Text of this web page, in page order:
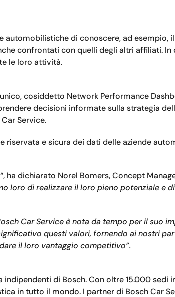
automobilistiche di conoscere, ad esempio,
confrontati con quelli degli altri affiliati.
le loro attività.
cosiddetto Network Performance
decisioni informate sulla strategia
Service.
riservata e sicura dei dati delle aziende
“, ha dichiarato Norel Bomers, Concept
loro di realizzare il loro pieno potenziale e
Car Service è nota da tempo per il suo
questi valori, fornendo ai nostri
il loro vantaggio competitivo”.
di Bosch. Con oltre 15.000 sedi
in tutto il mondo. I partner di Bosch Car